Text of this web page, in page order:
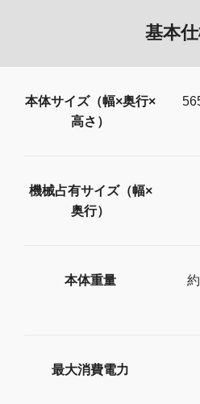
基本
本体サイズ（幅×奥行×
高さ）
機械占有サイズ（幅×
奥行）
本体重量
最大消費電力